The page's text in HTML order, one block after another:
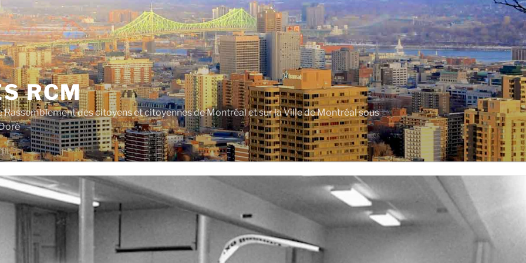
RCM
des citoyens et citoyennes de Montréal et sur la Ville de Montréal sous